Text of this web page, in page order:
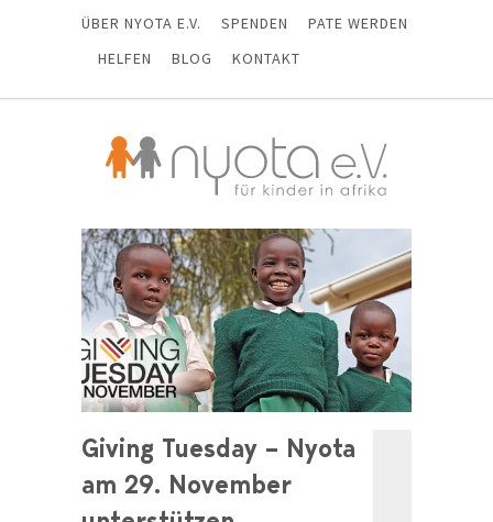
ÜBER NYOTA E.V. SPENDEN
PATE WERDEN
HELFEN
BLOG KONTAKT
Giving Tuesday – Nyota
am 29. November